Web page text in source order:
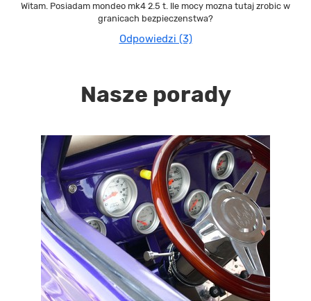
Witam. Posiadam mondeo mk4 2.5 t. Ile mocy mozna tutaj zrobic w
granicach bezpieczenstwa?
Odpowiedzi (3)
Nasze porady